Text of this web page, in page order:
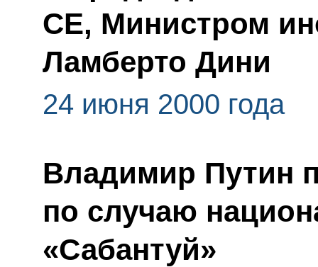
СЕ, Министром
Ламберто Дини
24 июня 2000 года
Владимир Путин
по случаю
«Сабантуй»